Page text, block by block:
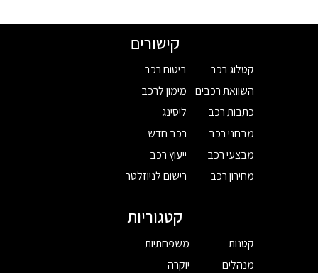
קישורים
קטלוג רכב
השוואת רכבים
כתבות רכב
מבחני רכב
מבצעי רכב
מחירון רכב
ביטוח רכב
מימון לרכב
ליסינג
רכב חדש
ייעוץ רכב
רישום לניוזלטר
קטגוריות
קטנות
מנהלים
משפחתיות
יוקרה